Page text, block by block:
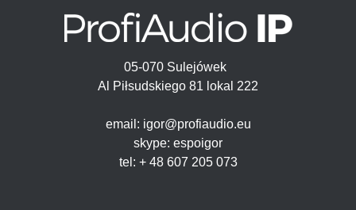
05-070 Sulejówek
Al Piłsudskiego 81 lokal 222
email: igor@profiaudio.eu
skype: espoigor
tel: + 48 607 205 073